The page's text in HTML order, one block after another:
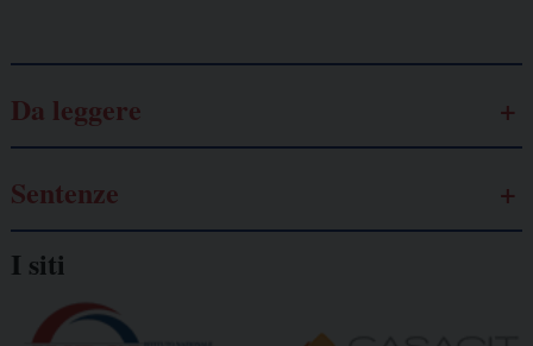
Da leggere
Sentenze
I siti